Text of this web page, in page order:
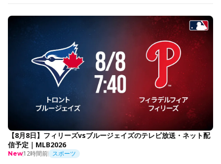
【8月8日】フィリーズvsブルージェイズのテレビ放送・ネット配
信予定｜MLB2026
New12時間前 スポーツ